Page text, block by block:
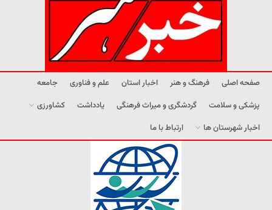
صفحه اصلی فرهنگ و هنر اخبار استان علم و فناوری
جامعه
پزشکی و سلامت
گردشگری و میراث فرهنگی یادداشت
کشاورزی
اخبار شهرستان ها
ارتباط با ما